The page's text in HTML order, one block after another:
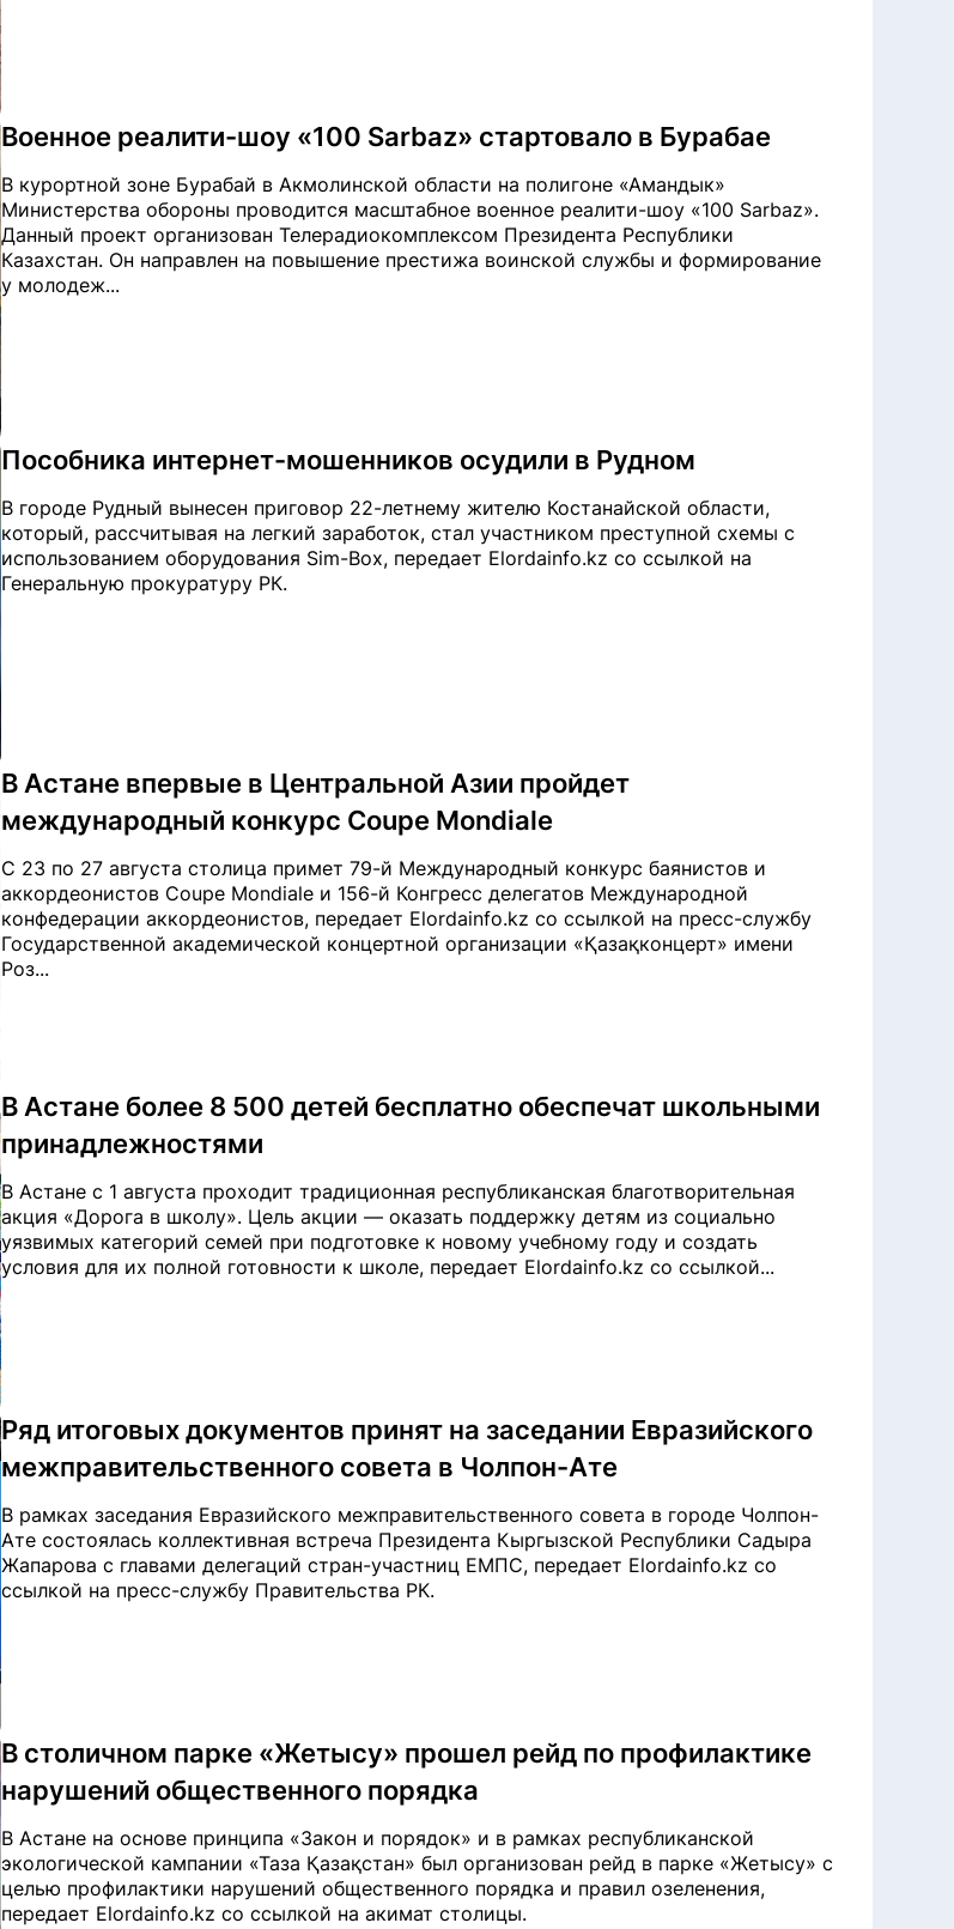
Военное реалити-шоу «100 Sarbaz» стартовало в Бурабае
В курортной зоне Бурабай в Акмолинской области на полигоне «Амандык»
Министерства обороны проводится масштабное военное реалити-шоу «100 Sarbaz».
Данный проект организован Телерадиокомплексом Президента Республики
Казахстан. Он направлен на повышение престижа воинской службы и формирование
у молодеж...
Пособника интернет-мошенников осудили в Рудном
В городе Рудный вынесен приговор 22-летнему жителю Костанайской области,
который, рассчитывая на легкий заработок, стал участником преступной схемы с
использованием оборудования Sim-Box, передает Elordainfo.kz со ссылкой на
Генеральную прокуратуру РК.
В Астане впервые в Центральной Азии пройдет
международный конкурс Coupe Mondiale
С 23 по 27 августа столица примет 79-й Международный конкурс баянистов и
аккордеонистов Coupe Mondiale и 156-й Конгресс делегатов Международной
конфедерации аккордеонистов, передает Elordainfo.kz со ссылкой на пресс-службу
Государственной академической концертной организации «Қазақконцерт» имени
Роз...
В Астане более 8 500 детей бесплатно обеспечат школьными
принадлежностями
В Астане с 1 августа проходит традиционная республиканская благотворительная
акция «Дорога в школу». Цель акции — оказать поддержку детям из социально
уязвимых категорий семей при подготовке к новому учебному году и создать
условия для их полной готовности к школе, передает Elordainfo.kz со ссылкой...
Ряд итоговых документов принят на заседании Евразийского
межправительственного совета в Чолпон-Ате
В рамках заседания Евразийского межправительственного совета в городе Чолпон-
Ате состоялась коллективная встреча Президента Кыргызской Республики Садыра
Жапарова с главами делегаций стран-участниц ЕМПС, передает Elordainfo.kz со
ссылкой на пресс-службу Правительства РК.
В столичном парке «Жетысу» прошел рейд по профилактике
нарушений общественного порядка
В Астане на основе принципа «Закон и порядок» и в рамках республиканской
экологической кампании «Таза Қазақстан» был организован рейд в парке «Жетысу» с
целью профилактики нарушений общественного порядка и правил озеленения,
передает Elordainfo.kz со ссылкой на акимат столицы.